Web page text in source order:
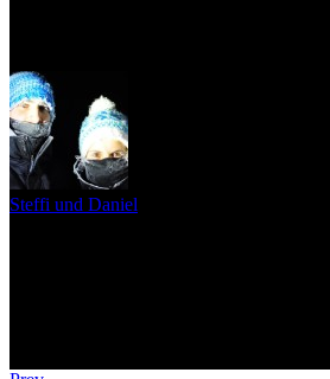
Steffi und Daniel